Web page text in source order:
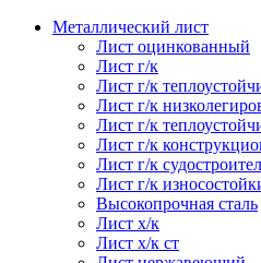
Металлический лист
Лист оцинкованный
Лист г/к
Лист г/к
Лист г/к
Лист г/к
Лист г/к
Лист г/к
Лист г/к
Высокопрочная сталь
Лист х/к
Лист х/к ст